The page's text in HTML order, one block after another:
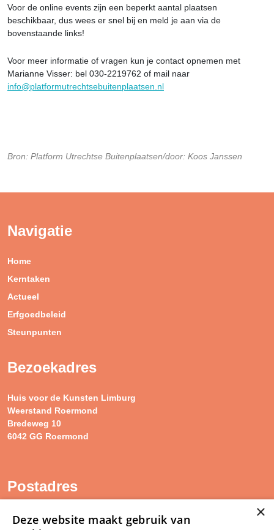
Voor de online events zijn een beperkt aantal plaatsen
beschikbaar, dus wees er snel bij en meld je aan via de
bovenstaande links!
Voor meer informatie of vragen kun je contact opnemen met
Marianne Visser: bel 030-2219762 of mail naar
info@platformutrechtsebuitenplaatsen.nl
Bron: Platform Utrechtse Buitenplaatsen/door: Koos Janssen
Navigatie
Home
Kerntaken
Actueel
Erfgoedbeleid
Steunpunten
Bezoekadres
Huis voor de Kunsten Limburg
Weerstand Roermond
Bredeweg 10
6042 GG Roermond
Postadres
SAM Limburg
×
Deze website maakt gebruik van